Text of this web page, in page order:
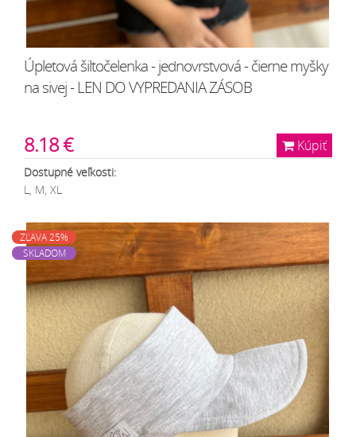
Úpletová šiltočelenka - jednovrstvová - čierne myšky
na sivej - LEN DO VYPREDANIA ZÁSOB
Kúpiť
8.18 €
Dostupné veľkosti:
L, M, XL
ZĽAVA 25%
SKLADOM